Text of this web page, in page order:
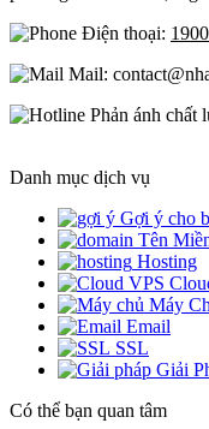
Điện thoại:
Mail:
Phản ánh chất
Danh mục dịch vụ
Gợi ý cho
Tên
Hosting
Máy
Email
SSL
Giải
Có thể bạn quan tâm